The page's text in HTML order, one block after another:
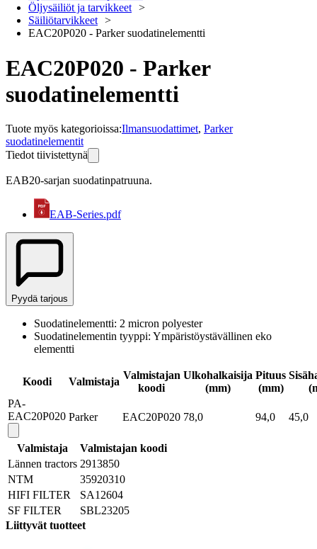
Öljysäiliöt ja tarvikkeet
Säiliötarvikkeet
EAC20P020 - Parker suodatinelementti
EAC20P020 - Parker
suodatinelementti
Tuote myös kategorioissa:Ilmansuodattimet, Parker
suodatinelementit
Tiedot tiivistettynä
EAB20-sarjan suodatinpatruuna.
EAB-Series.pdf
Pyydä tarjous
Suodatinelementti: 2 micron polyester
Suodatinelementin tyyppi: Ympäristöystävällinen eko
elementti
Koodi Valmistaja
Valmistajan
koodi
Ulkohalkaisija
(mm)
Pituus
(mm)
PA-
EAC20P020 Parker EAC20P020 78,0 94,0 45,0
Valmistaja
Valmistajan koodi
Lännen tractors 2913850
NTM
35920310
HIFI FILTER
SA12604
SF FILTER
SBL23205
Liittyvät tuotteet